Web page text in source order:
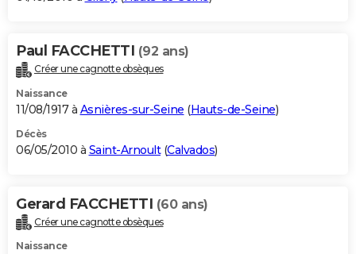
Paul FACCHETTI (92 ans)
Créer une cagnotte obsèques
Naissance
11/08/1917 à Asnières-sur-Seine (Hauts-de-Seine)
Décès
06/05/2010 à Saint-Arnoult(Calvados)
Gerard FACCHETTI (60 ans)
Créer une cagnotte obsèques
Naissance